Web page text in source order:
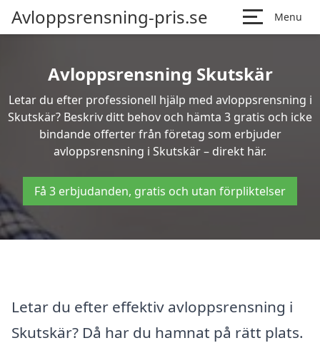
Avloppsrensning-pris.se Menu
Avloppsrensning Skutskär
Letar du efter professionell hjälp med avloppsrensning i
Skutskär? Beskriv ditt behov och hämta 3 gratis och icke
bindande offerter från företag som erbjuder
avloppsrensning i Skutskär – direkt här.
Få 3 erbjudanden, gratis och utan förpliktelser
Letar du efter effektiv avloppsrensning i
Skutskär? Då har du hamnat på rätt plats.